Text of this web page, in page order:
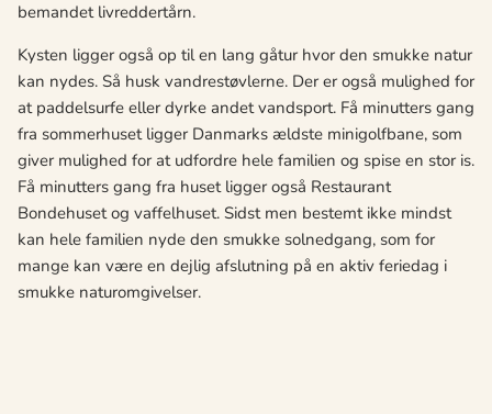
bemandet livreddertårn.
Kysten ligger også op til en lang gåtur hvor den smukke natur
kan nydes. Så husk vandrestøvlerne. Der er også mulighed for
at paddelsurfe eller dyrke andet vandsport. Få minutters gang
fra sommerhuset ligger Danmarks ældste minigolfbane, som
giver mulighed for at udfordre hele familien og spise en stor is.
Få minutters gang fra huset ligger også Restaurant
Bondehuset og vaffelhuset. Sidst men bestemt ikke mindst
kan hele familien nyde den smukke solnedgang, som for
mange kan være en dejlig afslutning på en aktiv feriedag i
smukke naturomgivelser.